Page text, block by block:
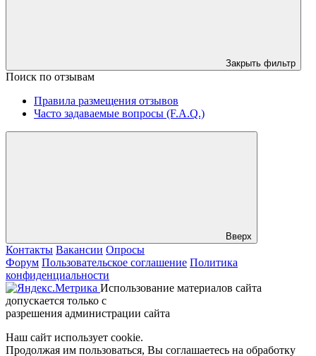
Закрыть фильтр
Поиск по отзывам
Правила размещения отзывов
Часто задаваемые вопросы (F.A.Q.)
Вверх
Контакты Вакансии Опросы
Форум Пользовательское соглашение Политика
конфиденциальности
Использование материалов сайта
допускается только с
разрешения администрации сайта
Наш сайт использует cookie.
Продолжая им пользоваться, Вы соглашаетесь на обработку